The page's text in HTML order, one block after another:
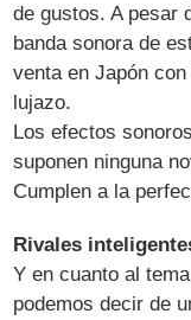
de gustos. A pesar
banda sonora de
venta en Japón
lujazo.
Los efectos
suponen ninguna
Cumplen a la
Rivales
Y en cuanto al
podemos decir de